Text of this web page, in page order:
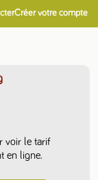
Créer votre compte
voir le tarif
en ligne.